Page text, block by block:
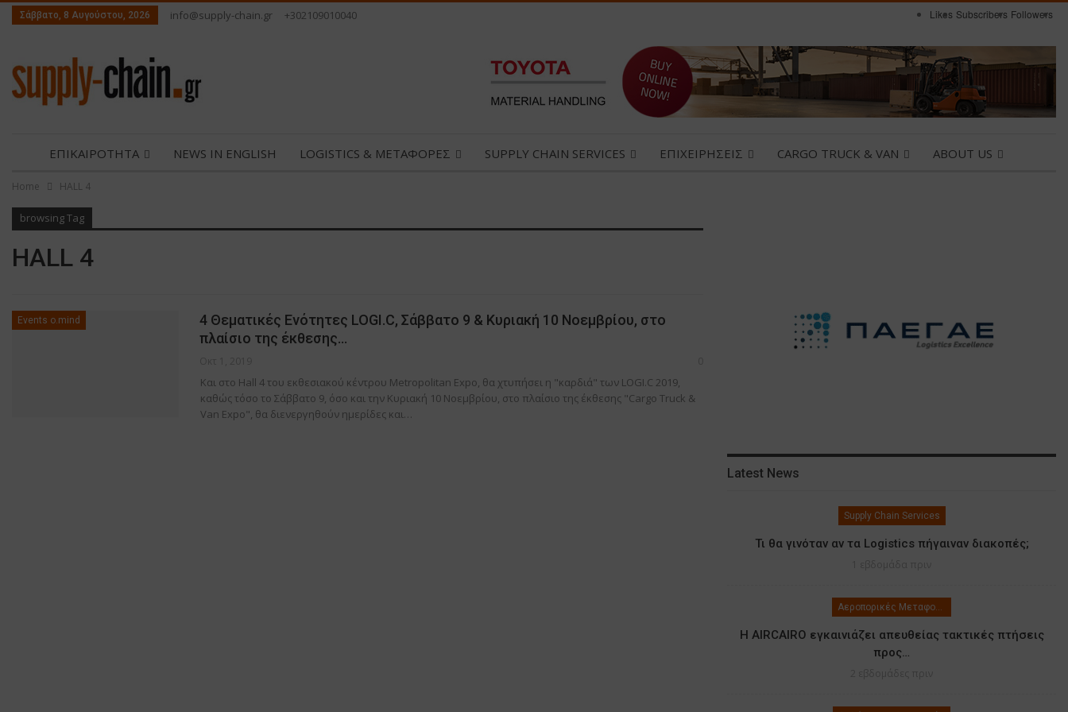
Likes Subscribers Followers
Σάββατο, 8 Αυγούστου, 2026 info@supply-chain.gr +302109010040
ΕΠΙΚΑΙΡΟΤΗΤΑ NEWS IN ENGLISH LOGISTICS & ΜΕΤΑΦΟΡΕΣ SUPPLY CHAIN SERVICES ΕΠΙΧΕΙΡΗΣΕΙΣ CARGO TRUCK & VAN ABOUT US
ΕΠΙΚΟΙΝΩΝΙΑ
Home HALL 4
browsing Tag
HALL 4
Events o.mind
4 Θεματικές Ενότητες LOGI.C, Σάββατο 9 & Κυριακή 10 Νοεμβρίου, στο
πλαίσιο της έκθεσης…
Και στο Hall 4 του εκθεσιακού κέντρου Metropolitan Expo, θα χτυπήσει η "καρδιά" των LOGI.C 2019,
καθώς τόσο το Σάββατο 9, όσο και την Κυριακή 10 Νοεμβρίου, στο πλαίσιο της έκθεσης "Cargo Truck &
Van Expo", θα διενεργηθούν ημερίδες και…
Latest News
Supply Chain Services
Τι θα γινόταν αν τα Logistics πήγαιναν διακοπές;
Η AIRCAIRO εγκαινιάζει απευθείας τακτικές πτήσεις
προς…